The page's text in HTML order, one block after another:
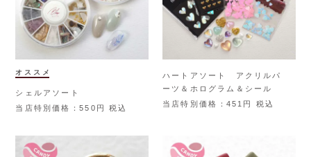
オススメ
シェルアソート
当店特別価格
550 税込
ハートアソート アクリルパ
ーツ＆ホログラム＆シール
当店特別価格
451 税込